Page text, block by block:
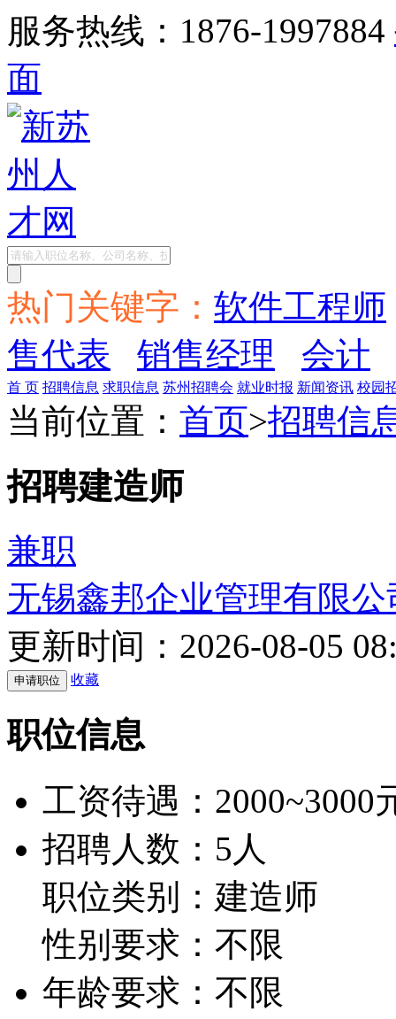
服务热线：1876-1997884
面
热门关键字： 软件工程师
售代表
销售经理 会计
首 页 招聘信息 求职信息 苏州招聘会 就业时报 新闻资讯 校园
当前位置： 首页>招聘信
招聘建造师
兼职
无锡鑫邦企业管理有限公
更新时间：2026-08-05
收藏
职位信息
工资待遇： 2000~3000
招聘人数：5人
职位类别：建造师
性别要求：不限
年龄要求：不限